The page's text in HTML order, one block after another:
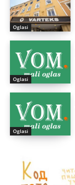
Oglasi
Oglasi
Oglasi